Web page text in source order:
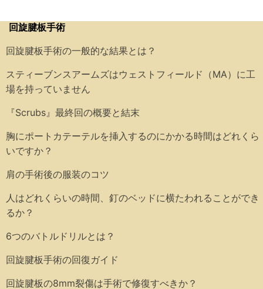
回旋腱板手術
回旋腱板手術の一般的な結果とは？
スティーブンスアームズはウェストフィールド（MA）に工
場を持っていません
『Scrubs』最終回の概要と結末
胸にポートカテーテルを挿入するのにかかる時間はどれくら
いですか？
肩の手術後の服装のコツ
人はどれくらいの時間、釘のベッドに横たわれることができ
るか？
6つのバトルドリルとは？
回旋腱板手術の回復ガイド
回旋腱板の8mm裂傷は手術で修復すべきか？